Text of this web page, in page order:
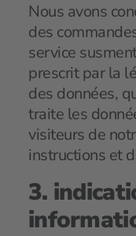
Nous avons
des
service
prescrit par la
des données,
traite les
visiteurs de
instructions et
3.